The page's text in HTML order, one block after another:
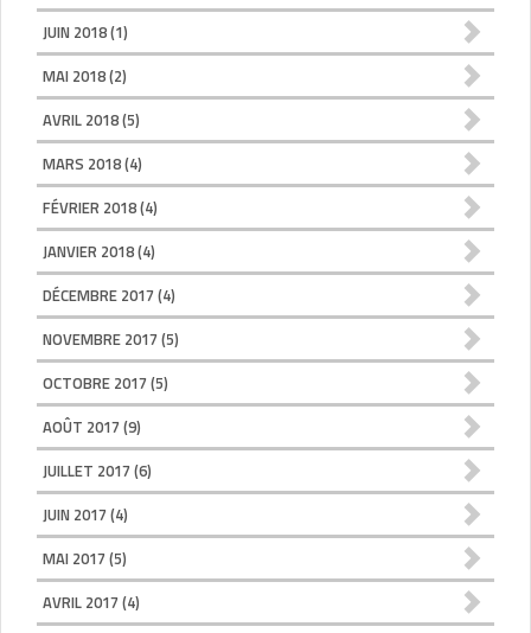
JUIN 2018(1)
MAI 2018(2)
AVRIL 2018(5)
MARS 2018(4)
FÉVRIER 2018(4)
JANVIER 2018(4)
DÉCEMBRE 2017 (4)
NOVEMBRE 2017 (5)
OCTOBRE 2017 (5)
AOÛT 2017 (9)
JUILLET 2017 (6)
JUIN 2017 (4)
MAI 2017 (5)
AVRIL 2017 (4)